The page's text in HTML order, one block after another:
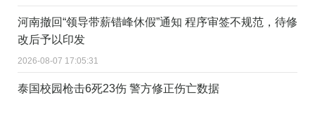
河南撤回“领导带薪错峰休假”通知 程序审签不规范，待修
改后予以印发
2026-08-07 17:05:31
泰国校园枪击6死23伤 警方修正伤亡数据